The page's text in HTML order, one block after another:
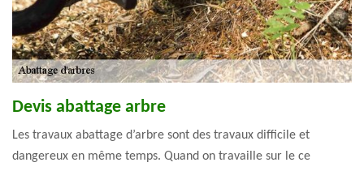
Devis abattage arbre
Les travaux abattage d’arbre sont des travaux difficile et
dangereux en même temps. Quand on travaille sur le ce